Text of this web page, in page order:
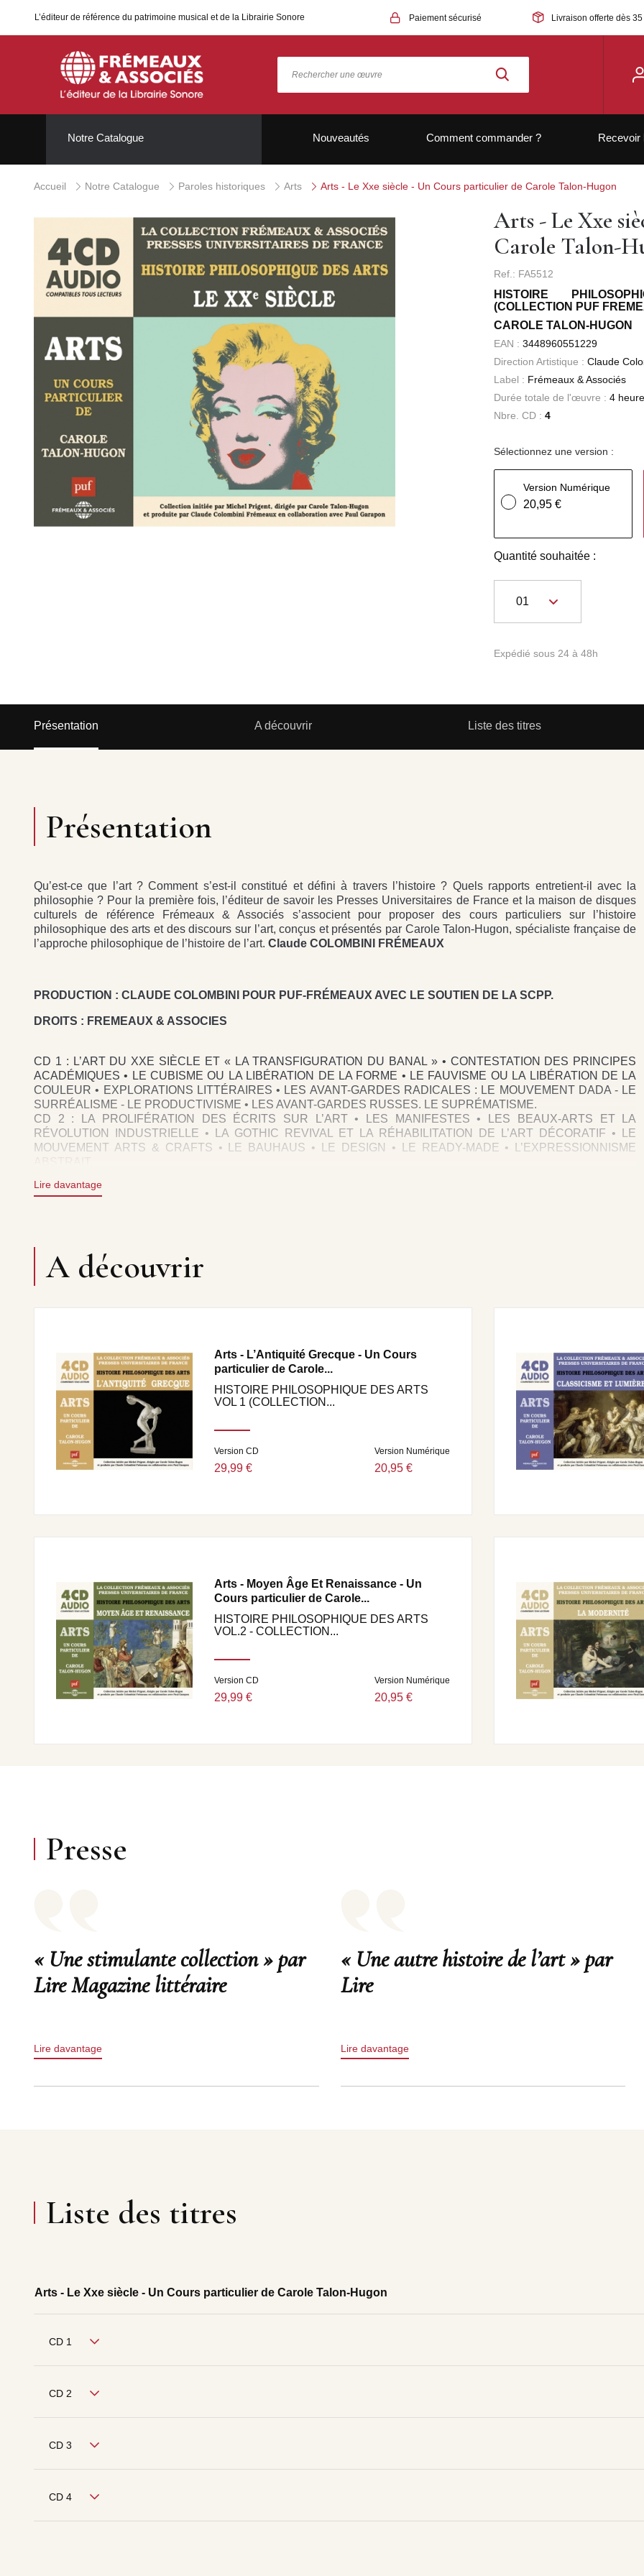
L’éditeur de référence du patrimoine musical et de la Librairie Sonore Paiement sécurisé Livraison offerte dès
Notre Catalogue Nouveautés Comment commander ? Recevoir
Accueil Notre Catalogue Paroles historiques Arts Arts - Le Xxe siècle - Un Cours particulier de Carole Talon-Hugon
Arts - Le Xxe
Carole Talon-
Ref.: FA5512
HISTOIRE
(COLLECTION PUF
CAROLE TALON-HUGON
EAN : 3448960551229
Direction Artistique : Claude
Label : Frémeaux & Associés
Durée totale de l'œuvre : 4
Nbre. CD : 4
Sélectionnez une version :
Version Numérique
20,95 €
Quantité souhaitée :
Expédié sous 24 à 48h
Présentation A découvrir Liste des titres
Présentation
Qu’est-ce que l’art ? Comment s’est-il constitué et défini à travers l’histoire ? Quels rapports entretient-il avec la
philosophie ? Pour la première fois, l’éditeur de savoir les Presses Universitaires de France et la maison de disques
culturels de référence Frémeaux & Associés s’associent pour proposer des cours particuliers sur l’histoire
philosophique des arts et des discours sur l’art, conçus et présentés par Carole Talon-Hugon, spécialiste française de
l’approche philosophique de l’histoire de l’art. Claude COLOMBINI FRÉMEAUX
PRODUCTION : CLAUDE COLOMBINI POUR PUF-FRÉMEAUX AVEC LE SOUTIEN DE LA SCPP.
DROITS : FREMEAUX & ASSOCIES
CD 1 : L’ART DU XXE SIÈCLE ET « LA TRANSFIGURATION DU BANAL » • CONTESTATION DES PRINCIPES
ACADÉMIQUES • LE CUBISME OU LA LIBÉRATION DE LA FORME • LE FAUVISME OU LA LIBÉRATION DE LA
COULEUR • EXPLORATIONS LITTÉRAIRES • LES AVANT-GARDES RADICALES : LE MOUVEMENT DADA - LE
SURRÉALISME - LE PRODUCTIVISME • LES AVANT-GARDES RUSSES. LE SUPRÉMATISME.
CD 2 : LA PROLIFÉRATION DES ÉCRITS SUR L’ART • LES MANIFESTES • LES BEAUX-ARTS ET LA
RÉVOLUTION INDUSTRIELLE • LA GOTHIC REVIVAL ET LA RÉHABILITATION DE L’ART DÉCORATIF • LE
MOUVEMENT ARTS & CRAFTS • LE BAUHAUS • LE DESIGN • LE READY-MADE • L’EXPRESSIONNISME
CONCEPTUEL OU LA DÉS-ESTHÉTISATION DE L’ART • LE MINIMALISME • PERFORMANCES, HAPPENINGS,
FINANCIARISATION DE L’ART • LA PHOTOGRAPHIE • LE CINÉMA • VIDÉO ART, ART BIOTECHNOLOGIQUE,
NET-ART ET JEUX-VIDÉO • L’« ARTIFICATION » ILLIMITÉE : GRAFFITIS, HIP-HOP, BD, CUISINE… • ART,
INDUSTRIE CULTURELLE ET NOUVELLES TECHNOLOGIES.
Lire davantage
A découvrir
Arts - L’Antiquité Grecque - Un Cours
particulier de Carole...
HISTOIRE PHILOSOPHIQUE DES ARTS
VOL 1 (COLLECTION...
Version CD
29,99 €
Version Numérique
20,95 €
Arts - Moyen Âge Et Renaissance - Un
Cours particulier de Carole...
HISTOIRE PHILOSOPHIQUE DES ARTS
VOL.2 - COLLECTION...
Version CD
29,99 €
Version Numérique
20,95 €
Presse
« Une stimulante collection » par
Lire Magazine littéraire
Lire davantage
« Une autre histoire de l’art » par
Lire
Lire davantage
Liste des titres
Arts - Le Xxe siècle - Un Cours particulier de Carole Talon-Hugon
CD 1
CD 2
CD 3
CD 4